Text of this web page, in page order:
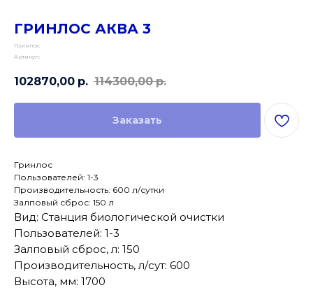
ГРИНЛОС АКВА 3
Гринлос
Артикул:
102870,00 р. 114300,00 р.
Заказать
Гринлос
Пользователей: 1-3
Производительность: 600 л/сутки
Залповый сброс: 150 л
Вид: Станция биологической очистки
Пользователей: 1-3
Залповый сброс, л: 150
Производительность, л/сут: 600
Высота, мм: 1700